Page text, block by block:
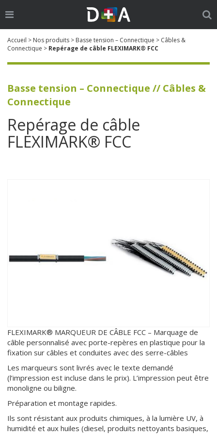
Ouvrir
le
menu
la
Go
Accueil > Nos produits > Basse tension – Connectique > Câbles &
Connectique > Repérage de câble FLEXIMARK® FCC
Basse tension – Connectique // Câbles &
Connectique
Repérage de câble
FLEXIMARK® FCC
FLEXIMARK® MARQUEUR DE CÂBLE FCC – Marquage de
câble personnalisé avec porte-repères en plastique pour la
fixation sur câbles et conduites avec des serre-câbles
Les marqueurs sont livrés avec le texte demandé
(l’impression est incluse dans le prix). L’impression peut être
monoligne ou biligne.
Préparation et montage rapides.
Ils sont résistant aux produits chimiques, à la lumière UV, à
humidité et aux huiles (diesel, produits nettoyants basiques,